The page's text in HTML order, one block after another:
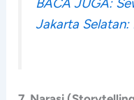
Jakarta Selatan: